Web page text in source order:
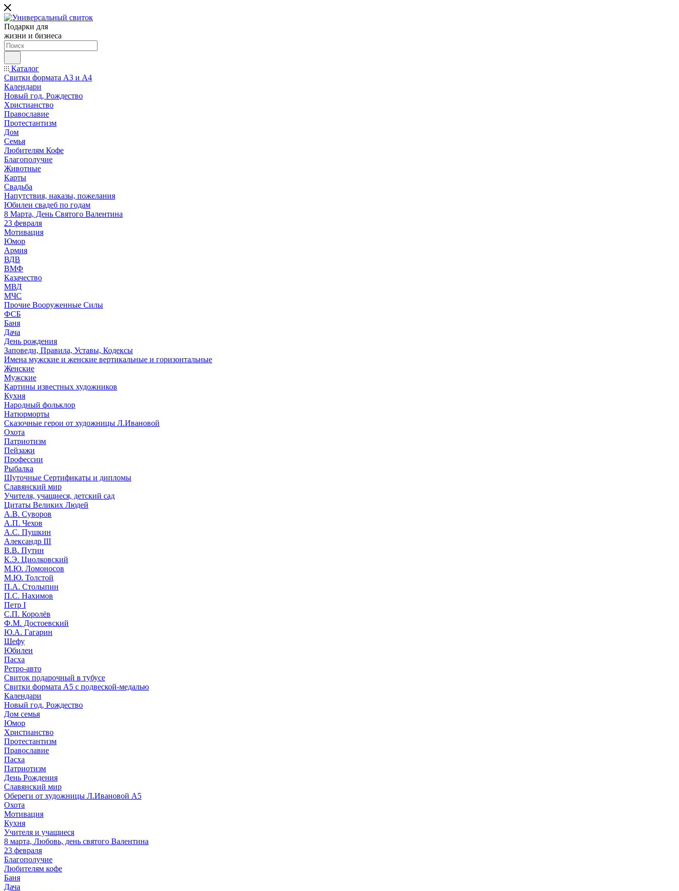
Подарки для
жизни и бизнеса
Каталог
Свитки формата А3 и А4
Календари
Новый год, Рождество
Христианство
Православие
Протестантизм
Дом
Семья
Любителям Кофе
Благополучие
Животные
Карты
Свадьба
Напутствия, наказы, пожелания
Юбилеи свадеб по годам
8 Марта, День Святого Валентина
23 февраля
Мотивация
Юмор
Армия
ВДВ
ВМФ
Казачество
МВД
МЧС
Прочие Вооруженные Силы
ФСБ
Баня
Дача
День рождения
Заповеди, Правила, Уставы, Кодексы
Имена мужские и женские вертикальные и горизонтальные
Женские
Мужские
Картины известных художников
Кухня
Народный фольклор
Натюрморты
Сказочные герои от художницы Л.Ивановой
Охота
Патриотизм
Пейзажи
Профессии
Рыбалка
Шуточные Сертификаты и дипломы
Славянский мир
Учителя, учащиеся, детский сад
Цитаты Великих Людей
А.В. Суворов
А.П. Чехов
А.С. Пушкин
Александр III
В.В. Путин
К.Э. Циолковский
М.Ю. Ломоносов
М.Ю. Толстой
П.А. Столыпин
П.С. Нахимов
Петр I
С.П. Королёв
Ф.М. Достоевский
Ю.А. Гагарин
Шефу
Юбилеи
Пасха
Ретро-авто
Свиток подарочный в тубусе
Свитки формата А5 с подвеской-медалью
Календари
Новый год, Рождество
Дом семья
Юмор
Христианство
Протестантизм
Православие
Пасха
Патриотизм
День Рождения
Славянский мир
Обереги от художницы Л.Ивановой А5
Охота
Мотивация
Кухня
Учителя и учащиеся
8 марта, Любовь, день святого Валентина
23 февраля
Благополучие
Любителям кофе
Баня
Дача